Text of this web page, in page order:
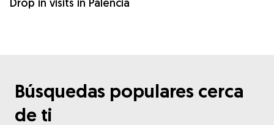
Búsquedas populares cerca
de ti